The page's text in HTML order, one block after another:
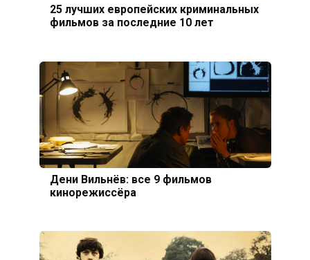
25 лучших европейских криминальных
фильмов за последние 10 лет
Дени Вильнёв: все 9 фильмов
кинорежиссёра